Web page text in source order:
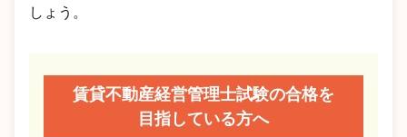
しょう。
賃貸不動産経営管理士試験の合格を
目指している方へ